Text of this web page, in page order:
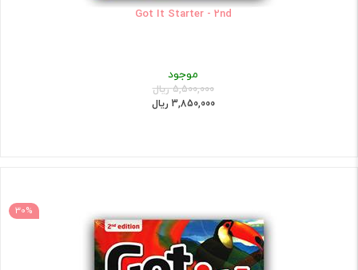
Got It Starter - 2nd
موجود
5,500,000 ریال
3,850,000 ریال
30%